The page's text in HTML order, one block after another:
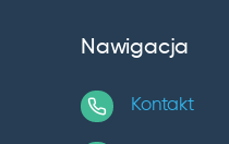
Nawigacja
Kontakt